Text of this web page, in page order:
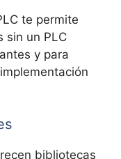
te permite
sin un PLC
y para
bibliotecas